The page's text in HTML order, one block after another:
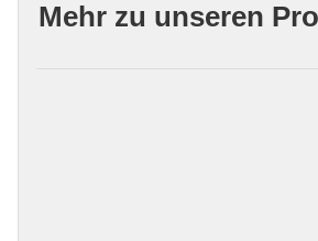
Mehr zu unseren